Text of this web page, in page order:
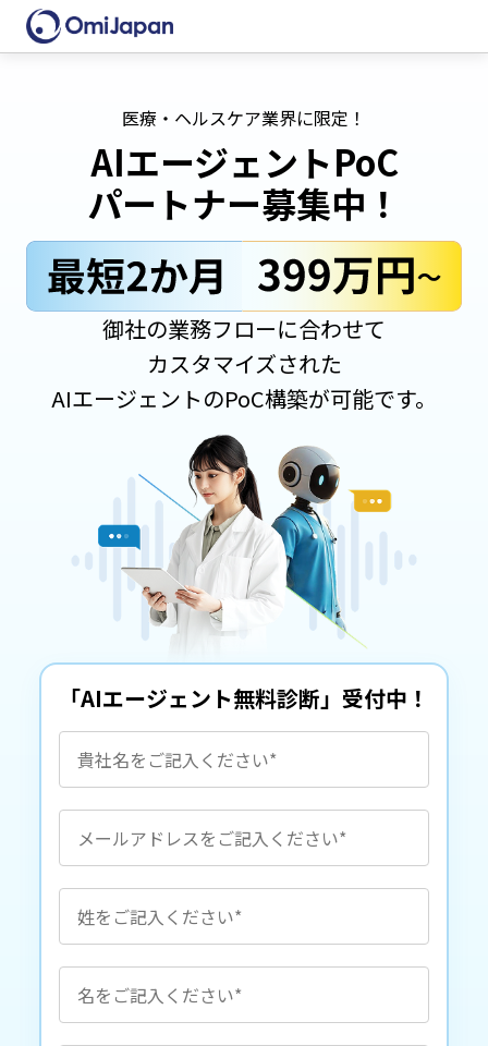
医療・ヘルスケア業界に限定！
AIエージェントPoC
パートナー募集中！
御社の業務フローに合わせて
カスタマイズされた
AIエージェントのPoC構築が可能です。
「AIエージェント無料診断」受付中！